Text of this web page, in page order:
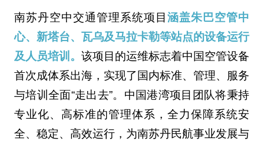
南苏丹空中交通管理系统项目涵盖朱巴空管中
心、新塔台、瓦乌及马拉卡勒等站点的设备运行
及人员培训。 该项目的运维标志着中国空管设备
首次成体系出海，实现了国内标准、管理、服务
与培训全面“走出去”。中国港湾项目团队将秉持
专业化、高标准的管理体系，全力保障系统安
全、稳定、高效运行，为南苏丹民航事业发展与